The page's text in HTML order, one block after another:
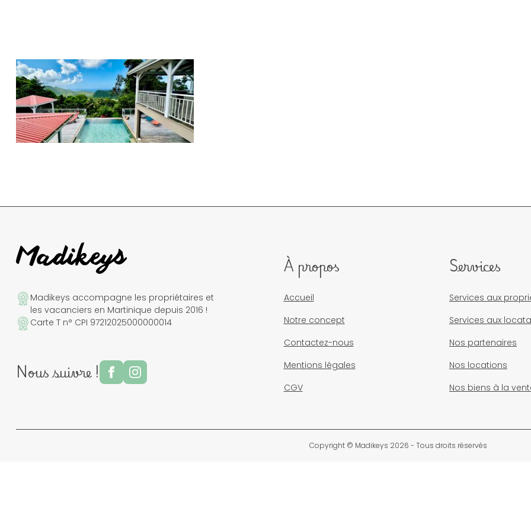
Madikeys accompagne les propriétaires et
les vacanciers en Martinique depuis 2016 !
Carte T n° CPI 97212025000000014
Nous suivre !
À propos
Accueil
Notre concept
Contactez-nous
Mentions légales
CGV
Services
Services aux
Services aux
Nos partenaires
Nos locations
Nos biens à la
Copyright © Madikeys 2026 - Tous droits réservés